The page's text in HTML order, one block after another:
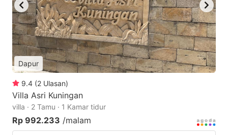
Dapur
9.4 (2 Ulasan)
Villa Asri Kuningan
villa · 2 Tamu · 1 Kamar tidur
Rp 992.233 /malam